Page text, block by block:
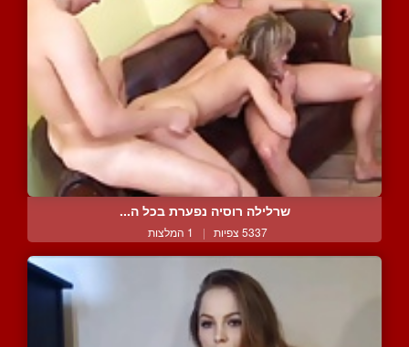
שרלילה רוסיה נפערת בכל ה...
5337 צפיות | 1 המלצות